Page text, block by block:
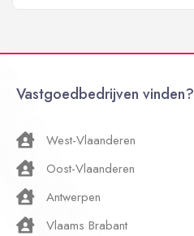
Vastgoedbedrijven vinden?
West-Vlaanderen
Oost-Vlaanderen
Antwerpen
Vlaams Brabant